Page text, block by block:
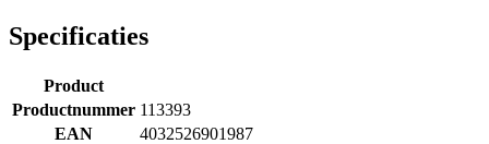
Specificaties
Product
Productnummer 113393
EAN
4032526901987